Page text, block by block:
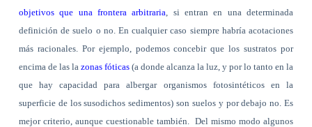
objetivos que una frontera arbitraria , si entran en una determinada
definición de suelo o no. En cualquier caso siempre habría acotaciones
más racionales. Por ejemplo, podemos concebir que los sustratos por
encima de las la zonas fóticas (a donde alcanza la luz, y por lo tanto en la
que hay capacidad para albergar organismos fotosintéticos en la
superficie de los susodichos sedimentos) son suelos y por debajo no. Es
mejor criterio, aunque cuestionable también.
Del mismo modo algunos